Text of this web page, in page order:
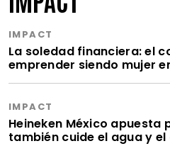
IMPACT
La soledad financiera: el
emprender siendo mujer
IMPACT
Heineken México apuesta
también cuide el agua y